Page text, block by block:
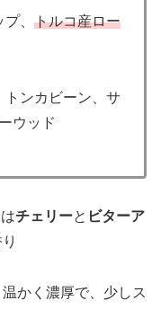
、 トルコ産ロー
トンカビーン、サ
ウッド
チェリーと ビターア
かく濃厚で、少しス